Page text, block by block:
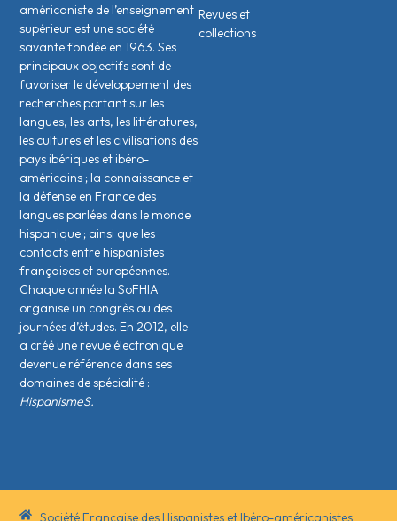
Revues et
collections
américaniste de l’enseignement
supérieur est une société
savante fondée en 1963. Ses
principaux objectifs sont de
favoriser le développement des
recherches portant sur les
langues, les arts, les littératures,
les cultures et les civilisations des
pays ibériques et ibéro-
américains ; la connaissance et
la défense en France des
langues parlées dans le monde
hispanique ; ainsi que les
contacts entre hispanistes
français·es et européen·nes.
Chaque année la SoFHIA
organise un congrès ou des
journées d’études. En 2012, elle
a créé une revue électronique
devenue référence dans ses
domaines de spécialité :
HispanismeS.
Société Française des Hispanistes et Ibéro-américanistes